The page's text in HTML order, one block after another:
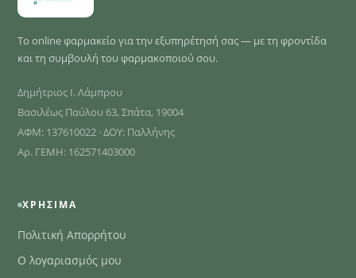
Το online φαρμακείο για την εξυπηρέτησή σας — με τη φροντίδα
και τη συμβουλή του φαρμακοποιού σου.
Δημήτριος Ι. Λάμπρου
Βασιλέως Παύλου 63, Σπάτα, 19004
ΑΦΜ: 137610022 · ΔΟΥ: Παλλήνης
Αρ. ΓΕΜΗ: 162571403000
ΧΡΉΣΙΜΑ
Πολιτική Απορρήτου
Ο λογαριασμός μου